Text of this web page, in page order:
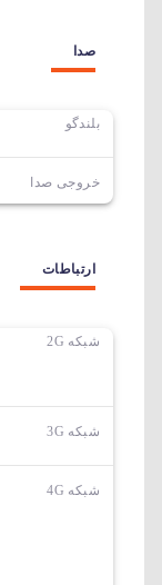
صدا
بلندگو
خروجی صدا
ارتباطات
شبکه 2G
شبکه 3G
شبکه 4G